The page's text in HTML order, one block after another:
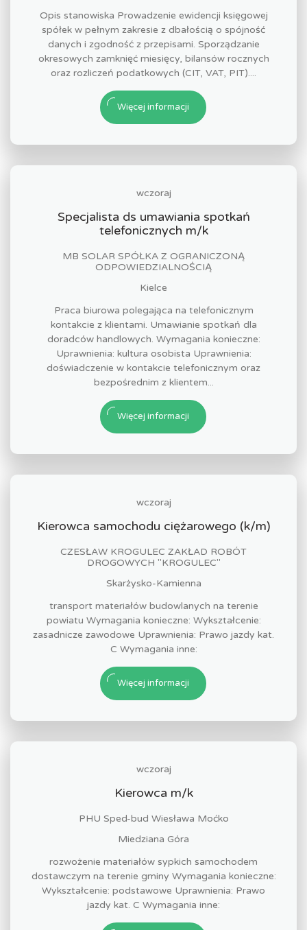
Opis stanowiska Prowadzenie ewidencji księgowej
spółek w pełnym zakresie z dbałością o spójność
danych i zgodność z przepisami. Sporządzanie
okresowych zamknięć miesięcy, bilansów rocznych
oraz rozliczeń podatkowych (CIT, VAT, PIT)....
Więcej informacji
wczoraj
Specjalista ds umawiania spotkań
telefonicznych m/k
MB SOLAR SPÓŁKA Z OGRANICZONĄ
ODPOWIEDZIALNOŚCIĄ
Kielce
Praca biurowa polegająca na telefonicznym
kontakcie z klientami. Umawianie spotkań dla
doradców handlowych. Wymagania konieczne:
Uprawnienia: kultura osobista Uprawnienia:
doświadczenie w kontakcie telefonicznym oraz
bezpośrednim z klientem...
Więcej informacji
wczoraj
Kierowca samochodu ciężarowego (k/m)
CZESŁAW KROGULEC ZAKŁAD ROBÓT
DROGOWYCH "KROGULEC"
Skarżysko-Kamienna
transport materiałów budowlanych na terenie
powiatu Wymagania konieczne: Wykształcenie:
zasadnicze zawodowe Uprawnienia: Prawo jazdy kat.
C Wymagania inne:
Więcej informacji
wczoraj
Kierowca m/k
PHU Sped-bud Wiesława Moćko
Miedziana Góra
rozwożenie materiałów sypkich samochodem
dostawczym na terenie gminy Wymagania konieczne:
Wykształcenie: podstawowe Uprawnienia: Prawo
jazdy kat. C Wymagania inne: